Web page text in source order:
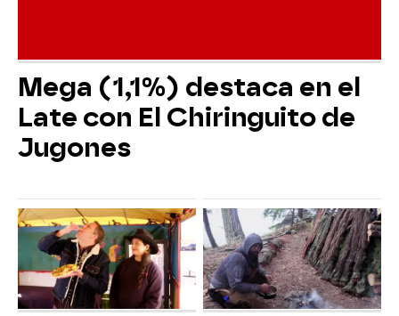
Mega (1,1%) destaca en el
Late con El Chiringuito de
Jugones